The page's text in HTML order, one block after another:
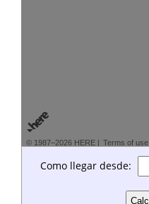
© 1987–2026 HERE | Terms of use
Como llegar desde: